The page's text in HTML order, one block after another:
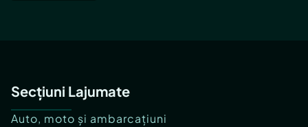
Secțiuni Lajumate
Auto, moto și ambarcațiuni